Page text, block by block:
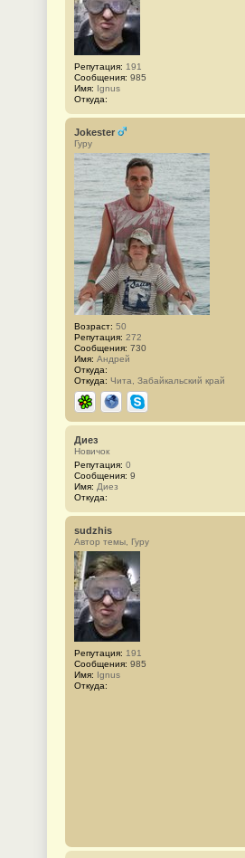
Репутация: 191
Сообщения: 985
Имя: Ignus
Откуда:
Jokester
Гуру
Возраст: 50
Репутация: 272
Сообщения: 730
Имя: Андрей
Откуда:
Откуда: Чита, Забайкальский край
ICQ СайтSkype
Диез
Новичок
Репутация: 0
Сообщения: 9
Имя: Диез
Откуда:
sudzhis
Автор темы, Гуру
Репутация: 191
Сообщения: 985
Имя: Ignus
Откуда: